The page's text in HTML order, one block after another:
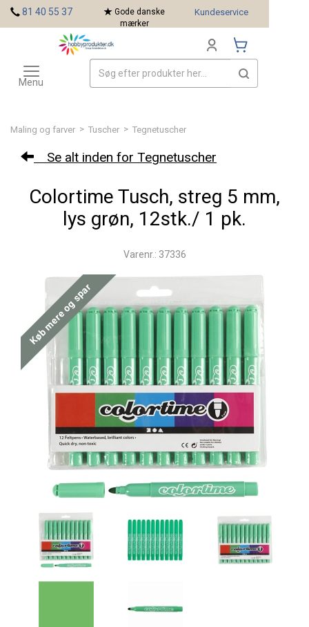
Maling og farver > Tuscher > Tegnetuscher
Se alt inden for Tegnetuscher
Colortime Tusch, streg 5 mm,
lys grøn, 12stk./ 1 pk.
Varenr.: 37336
Køb mere og spar
81 40 55 37
Gode danske
mærker
Kundeservice
Toggle
navigation
Menu
Mærker